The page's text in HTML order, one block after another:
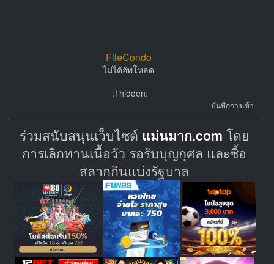
FileCondo
ไม่ได้อัพโหลด
:1hidden:
บันทึกการเข้า
ร่วมสนับสนุนเว็บไซต์ แม่นมาก.com โดย
การเลิกทานเนื้อวัว รอรับบุญกุศล และซื้อ
สลากกินแบ่งรัฐบาล